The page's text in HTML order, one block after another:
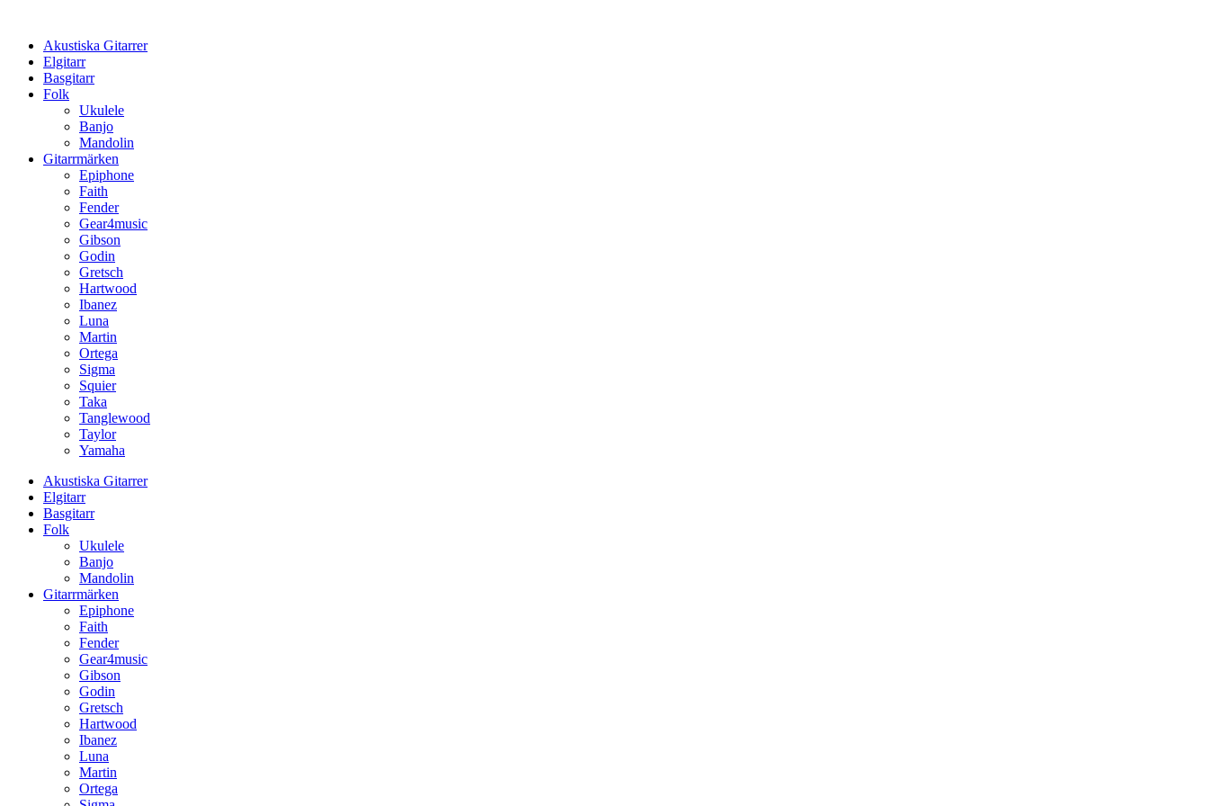
innehållAkustiska Gitarrer
Elgitarr
Basgitarr
Folk
Ukulele
Banjo
Mandolin
Gitarrmärken
Epiphone
Faith
Fender
Gear4music
Gibson
Godin
Gretsch
Hartwood
Ibanez
Luna
Martin
Ortega
Sigma
Squier
Taka
Tanglewood
Taylor
Yamaha
Akustiska Gitarrer
Elgitarr
Basgitarr
Folk
Ukulele
Banjo
Mandolin
Gitarrmärken
Epiphone
Faith
Fender
Gear4music
Gibson
Godin
Gretsch
Hartwood
Ibanez
Luna
Martin
Ortega